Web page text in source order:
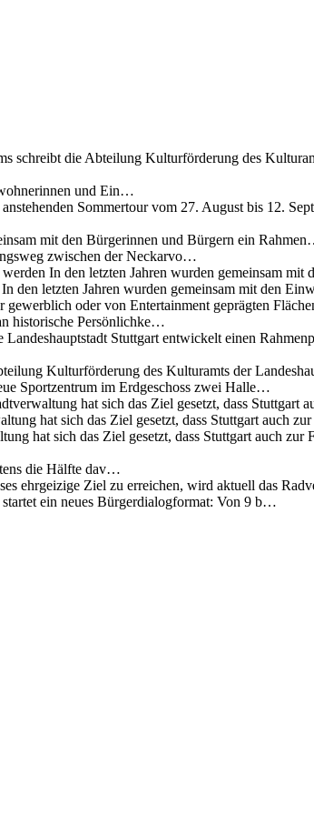
schreibt die Abteilung Kulturförderung des
und Ein…
Sommertour vom 27. August bis 12.
mit den Bürgerinnen und Bürgern ein
zwischen der Neckarvo…
In den letzten Jahren wurden gemeinsam
den letzten Jahren wurden gemeinsam mit den
oder von Entertainment geprägten
historische Persönlichke…
Stuttgart entwickelt einen
Kulturförderung des Kulturamts der
Sportzentrum im Erdgeschoss zwei Halle…
hat sich das Ziel gesetzt, dass Stuttgart
hat sich das Ziel gesetzt, dass Stuttgart auch
hat sich das Ziel gesetzt, dass Stuttgart auch zur
die Hälfte dav…
ehrgeizige Ziel zu erreichen, wird aktuell das
ein neues Bürgerdialogformat: Von 9 b…